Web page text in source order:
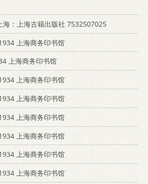
海：上海古籍出版社 7532507025
上海商务印书馆
上海商务印书馆
上海商务印书馆
上海商务印书馆
上海商务印书馆
上海商务印书馆
上海商务印书馆
上海商务印书馆